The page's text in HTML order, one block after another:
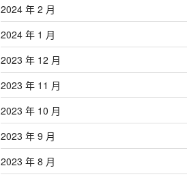
2024 年 2 月
2024 年 1 月
2023 年 12 月
2023 年 11 月
2023 年 10 月
2023 年 9 月
2023 年 8 月